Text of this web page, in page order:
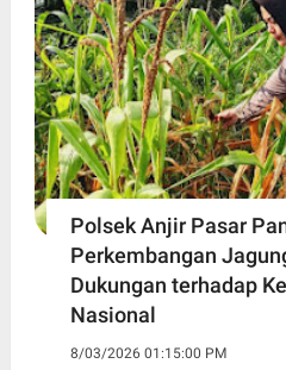
Polsek Anjir Pasar
Perkembangan
Dukungan terhadap
Nasional
8/03/2026 01:15:00 PM